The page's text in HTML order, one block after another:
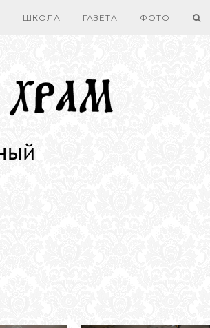
ШКОЛА ГАЗЕТА ФОТО